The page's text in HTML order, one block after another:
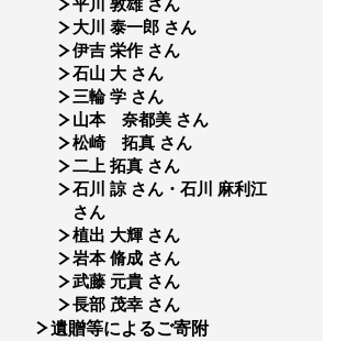
大川 泰一郎 さん
伊吉 栄作 さん
石山 大 さん
三輪 学 さん
山本 奈都美 さん
松崎 拓真 さん
二上 拓真 さん
石川 諒 さん・石川 麻利江
さん
植出 大輝 さん
岩本 脩成 さん
武藤 元貴 さん
長部 茂幸 さん
遺贈等によるご寄附